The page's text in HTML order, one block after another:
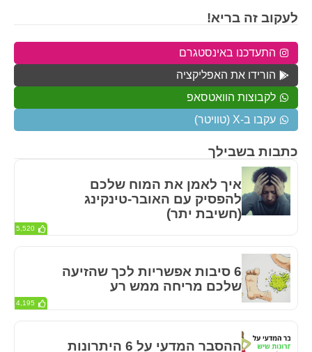
כתבות בשבילך
איך לאמן את המוח שלכם
להפסיק עם האובר-טינקינג
(חשיבת יתר)
5,520
6 סיבות אפשריות לכך שהזיעה
שלכם מריחה ממש רע
4,195
ההסבר המדעי על 6 היתרונות
לעקוב זה בריא!
התעדכנו באינסטגרם
הורידו את האפליקציה
לקבוצות הוואטסאפ
עקבו ב-X (טוויטר)